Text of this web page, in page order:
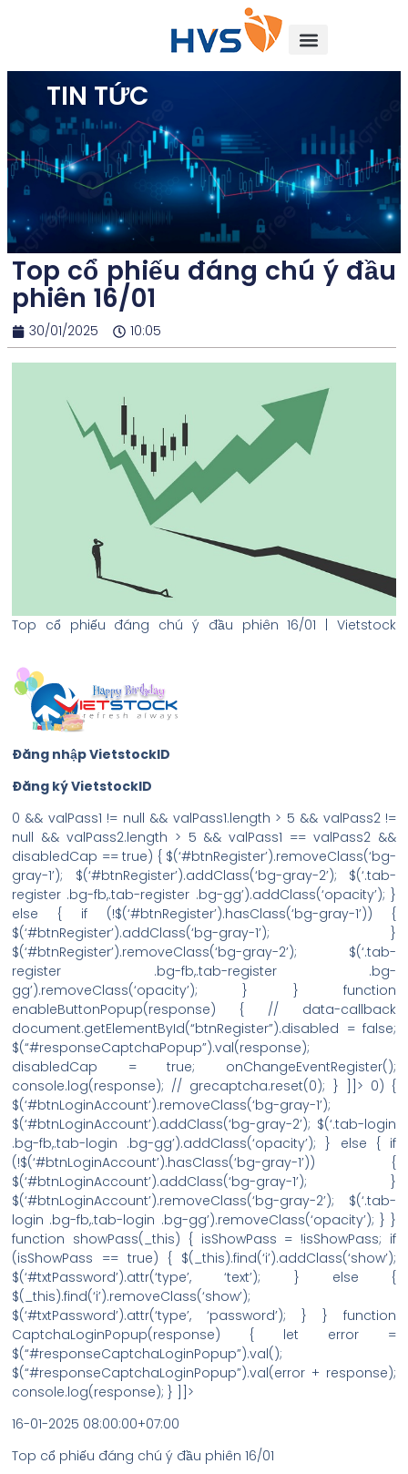
TIN TỨC
Top cổ phiếu đáng chú ý đầu
phiên 16/01
30/01/2025 10:05
Top cổ phiếu đáng chú ý đầu phiên 16/01 | Vietstock
Đăng nhập VietstockID
Đăng ký VietstockID
0 && valPass1 != null && valPass1.length > 5 && valPass2 !=
null && valPass2.length > 5 && valPass1 == valPass2 &&
disabledCap == true) { $(‘#btnRegister’).removeClass(‘bg-
gray-1’); $(‘#btnRegister’).addClass(‘bg-gray-2’); $(‘.tab-
register .bg-fb,.tab-register .bg-gg’).addClass(‘opacity’); }
else { if (!$(‘#btnRegister’).hasClass(‘bg-gray-1’)) {
$(‘#btnRegister’).addClass(‘bg-gray-1’); }
$(‘#btnRegister’).removeClass(‘bg-gray-2’); $(‘.tab-
register .bg-fb,.tab-register .bg-
gg’).removeClass(‘opacity’); } } function
enableButtonPopup(response) { // data-callback
document.getElementById(“btnRegister”).disabled = false;
$(“#responseCaptchaPopup”).val(response);
disabledCap = true; onChangeEventRegister();
console.log(response); // grecaptcha.reset(0); } ]]> 0) {
$(‘#btnLoginAccount’).removeClass(‘bg-gray-1’);
$(‘#btnLoginAccount’).addClass(‘bg-gray-2’); $(‘.tab-login
.bg-fb,.tab-login .bg-gg’).addClass(‘opacity’); } else { if
(!$(‘#btnLoginAccount’).hasClass(‘bg-gray-1’)) {
$(‘#btnLoginAccount’).addClass(‘bg-gray-1’); }
$(‘#btnLoginAccount’).removeClass(‘bg-gray-2’); $(‘.tab-
login .bg-fb,.tab-login .bg-gg’).removeClass(‘opacity’); } }
function showPass(_this) { isShowPass = !isShowPass; if
(isShowPass == true) { $(_this).find(‘i’).addClass(‘show’);
$(‘#txtPassword’).attr(‘type’, ‘text’); } else {
$(_this).find(‘i’).removeClass(‘show’);
$(‘#txtPassword’).attr(‘type’, ‘password’); } } function
CaptchaLoginPopup(response) { let error =
$(“#responseCaptchaLoginPopup”).val();
$(“#responseCaptchaLoginPopup”).val(error + response);
console.log(response); } ]]>
16-01-2025 08:00:00+07:00
Top cổ phiếu đáng chú ý đầu phiên 16/01